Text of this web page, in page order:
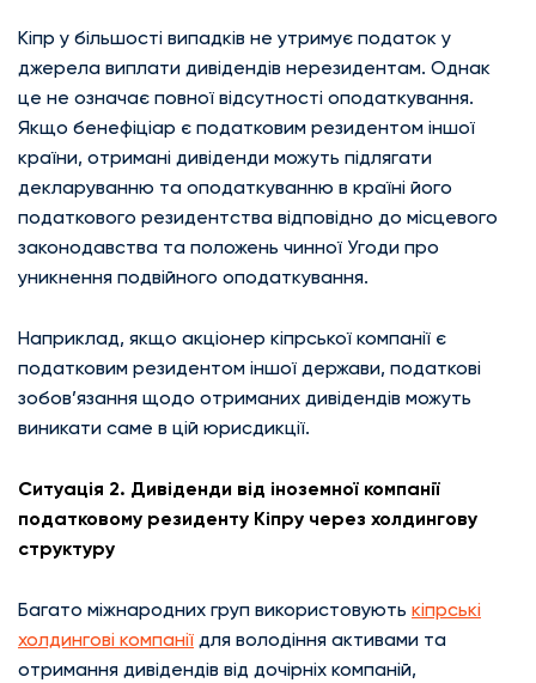
Кіпр у більшості випадків не утримує податок у
джерела виплати дивідендів нерезидентам. Однак
це не означає повної відсутності оподаткування.
Якщо бенефіціар є податковим резидентом іншої
країни, отримані дивіденди можуть підлягати
декларуванню та оподаткуванню в країні його
податкового резидентства відповідно до місцевого
законодавства та положень чинної Угоди про
уникнення подвійного оподаткування.
Наприклад, якщо акціонер кіпрської компанії є
податковим резидентом іншої держави, податкові
зобов’язання щодо отриманих дивідендів можуть
виникати саме в цій юрисдикції.
Ситуація 2. Дивіденди від іноземної компанії
податковому резиденту Кіпру через холдингову
структуру
Багато міжнародних груп використовують кіпрські
холдингові компанії для володіння активами та
отримання дивідендів від дочірніх компаній,